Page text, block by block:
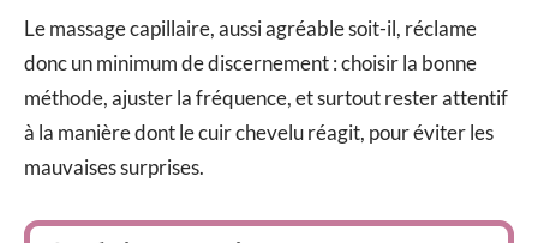
Le massage capillaire, aussi agréable soit-il, réclame
donc un minimum de discernement : choisir la bonne
méthode, ajuster la fréquence, et surtout rester attentif
à la manière dont le cuir chevelu réagit, pour éviter les
mauvaises surprises.